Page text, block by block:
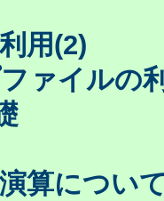
用(2)
ァイルの
算につい